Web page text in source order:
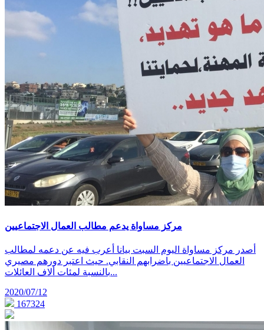
مركز مساواة يدعم مطالب العمال الاجتماعيين
أصدر مركز مساواة اليوم السبت بيانا أعرب فيه عن دعمه لمطالب
العمال الاجتماعيين باضرابهم النقابي. حيث اعتبر دورهم مصيري
بالنسبة لمئات ألاف العائلات...
2020/07/12
167324